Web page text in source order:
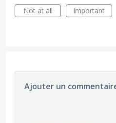
Not at all
Important
Ajouter un